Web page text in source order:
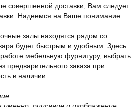
совершенной доставки, Вам следует
Надеемся на Ваше понимание.
залы находятся рядом со
будет быстрым и удобным. Здесь
мебельную фурнитуру, выбрать
предварительного заказа при
в наличии.